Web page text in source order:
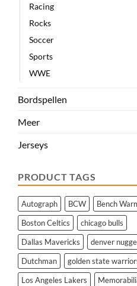
Racing
Rocks
Soccer
Sports
WWE
Bordspellen
Meer
Jerseys
PRODUCT TAGS
Autograph BCW
Bench
Boston Celtics
chicago bulls
Dallas Mavericks
denver
Dutchman
golden state
Los Angeles Lakers